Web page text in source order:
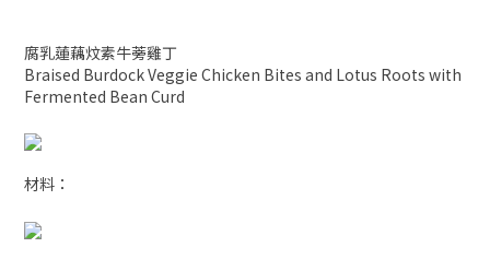
腐乳蓮藕炆素牛蒡雞丁
Braised Burdock Veggie Chicken Bites and Lotus Roots with
Fermented Bean Curd
材料：